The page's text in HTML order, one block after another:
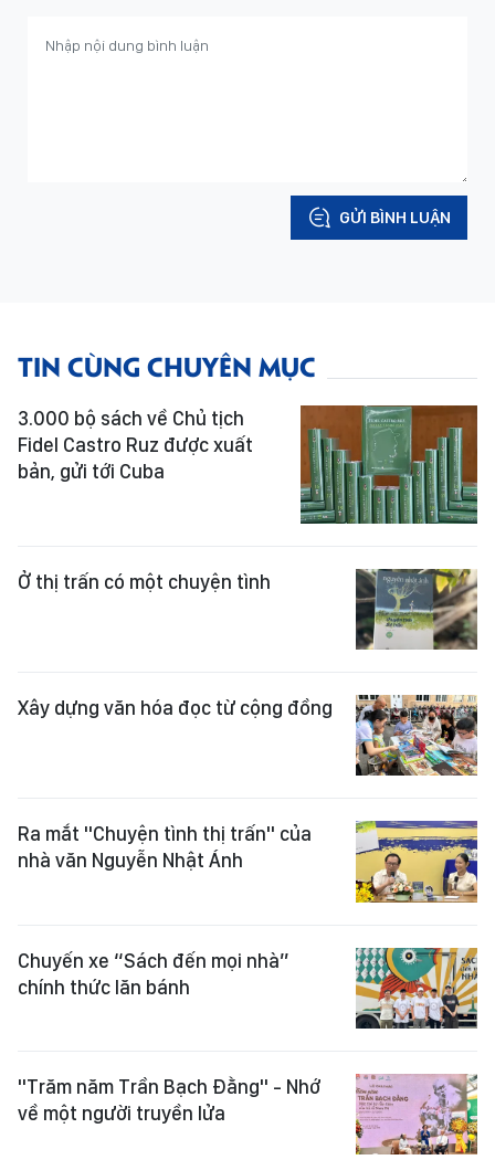
GỬI BÌNH LUẬN
TIN CÙNG CHUYÊN MỤC
3.000 bộ sách về Chủ tịch
Fidel Castro Ruz được xuất
bản, gửi tới Cuba
Ở thị trấn có một chuyện tình
Xây dựng văn hóa đọc từ cộng đồng
Ra mắt "Chuyện tình thị trấn" của
nhà văn Nguyễn Nhật Ánh
Chuyến xe “Sách đến mọi nhà”
chính thức lăn bánh
"Trăm năm Trần Bạch Đằng" - Nhớ
về một người truyền lửa